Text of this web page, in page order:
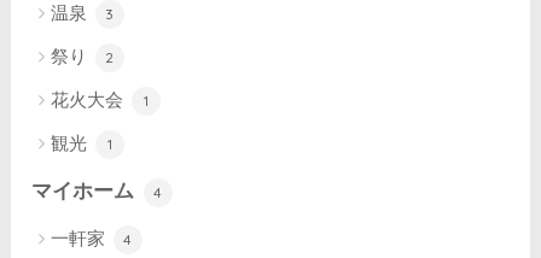
温泉 3
祭り 2
花火大会 1
観光 1
マイホーム 4
一軒家 4